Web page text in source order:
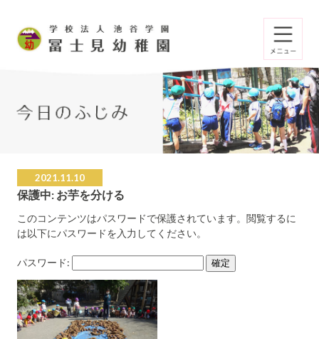
2021.11.10
保護中: お芋を分ける
このコンテンツはパスワードで保護されています。閲覧するに
は以下にパスワードを入力してください。
パスワード: